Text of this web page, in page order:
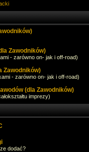
Zawodników)
- zarówno on- jak i off-road)
Zawodników)
- zarówno on- jak i off-road)
(dla Zawodników)
imprezy)
dodać?